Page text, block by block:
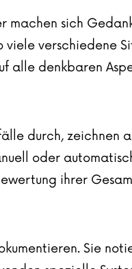
sich
verschiedene
alle denkbaren
durch, zeichnen
oder
ihrer
Sie